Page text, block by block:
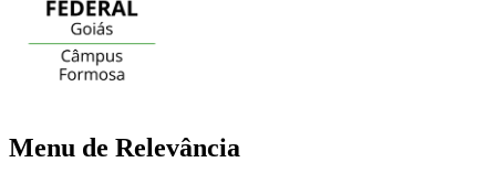
Menu de Relevância